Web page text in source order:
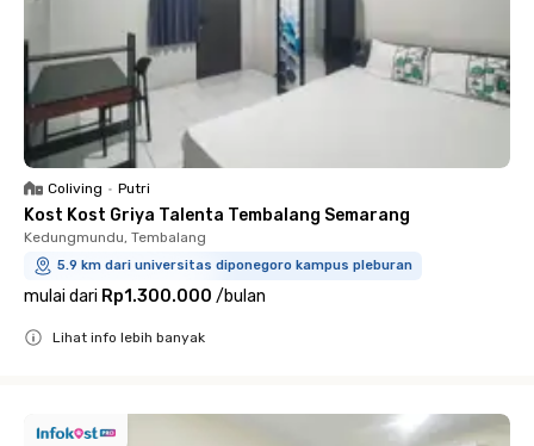
Coliving • Putri
Kost Kost Griya Talenta Tembalang Semarang
Kedungmundu, Tembalang
5.9 km dari universitas diponegoro kampus pleburan
mulai dari Rp1.300.000 /bulan
Lihat info lebih banyak